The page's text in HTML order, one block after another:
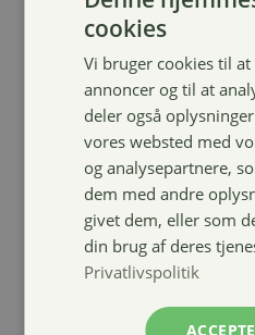
cookies
Vi bruger cookies til
annoncer og til at
deler også
vores websted med
og analysepartnere,
dem med andre
givet dem, eller som
din brug af deres
Privatlivspolitik